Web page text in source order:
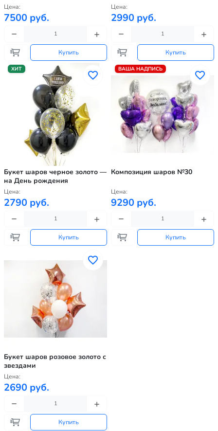
Цена:
7500 руб.
Купить
Цена:
2990 руб.
Купить
ХИТ
Букет шаров черное золото —
на День рождения
Цена:
2790 руб.
Купить
ВАША НАДПИСЬ
Композиция шаров №30
Цена:
9290 руб.
Купить
Букет шаров розовое золото с
звездами
Цена:
2690 руб.
Купить